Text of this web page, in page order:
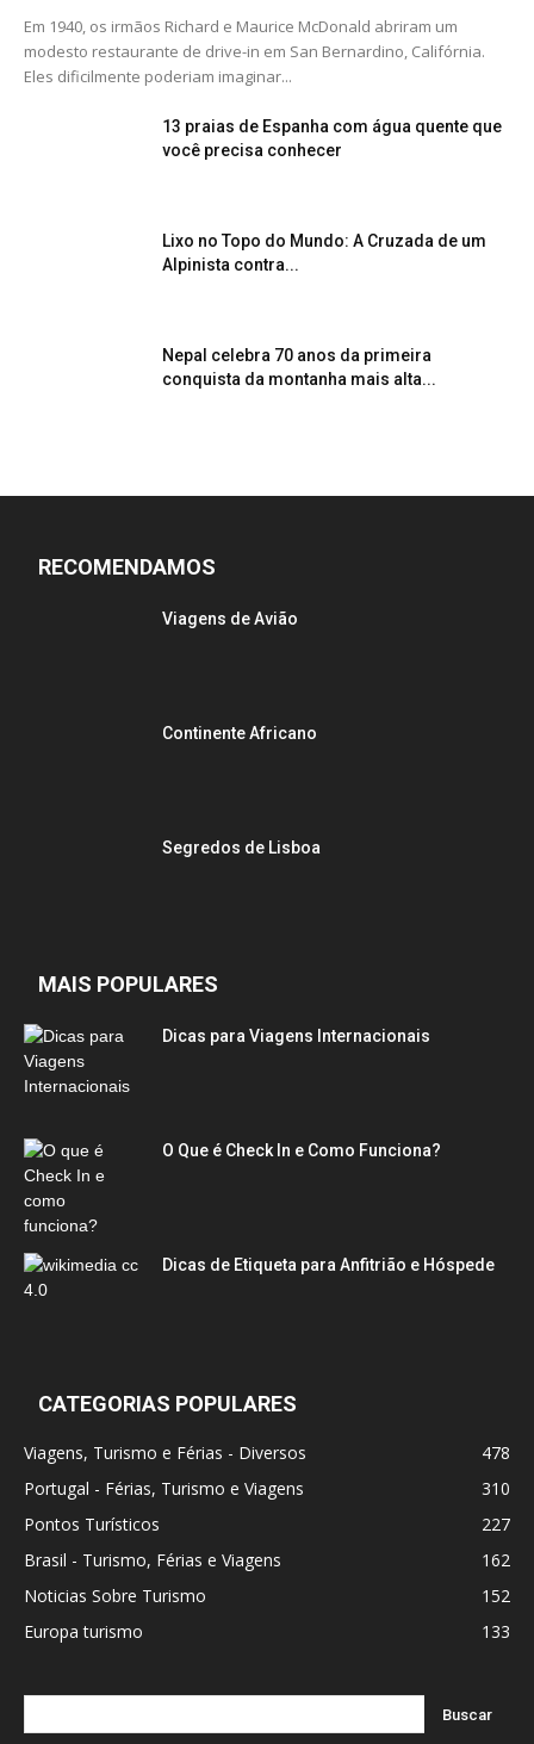
Em 1940, os irmãos Richard e Maurice McDonald abriram um
modesto restaurante de drive-in em San Bernardino, Califórnia.
Eles dificilmente poderiam imaginar...
13 praias de Espanha com água quente que
você precisa conhecer
Lixo no Topo do Mundo: A Cruzada de um
Alpinista contra...
Nepal celebra 70 anos da primeira
conquista da montanha mais alta...
RECOMENDAMOS
Viagens de Avião
Continente Africano
Segredos de Lisboa
MAIS POPULARES
Dicas para Viagens Internacionais
O Que é Check In e Como Funciona?
Dicas de Etiqueta para Anfitrião e Hóspede
CATEGORIAS POPULARES
Viagens, Turismo e Férias - Diversos
478
Portugal - Férias, Turismo e Viagens
310
Pontos Turísticos
227
Brasil - Turismo, Férias e Viagens
162
Noticias Sobre Turismo
152
Europa turismo
133